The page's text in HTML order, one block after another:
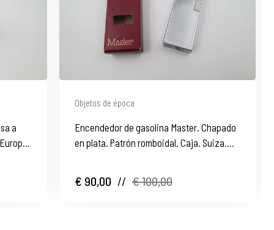
a
Objetos de época
Encendedor de gasolina Master. Chapado
en plata. Patrón romboidal. Caja. Suiza.
€ 90,00 // € 100,00